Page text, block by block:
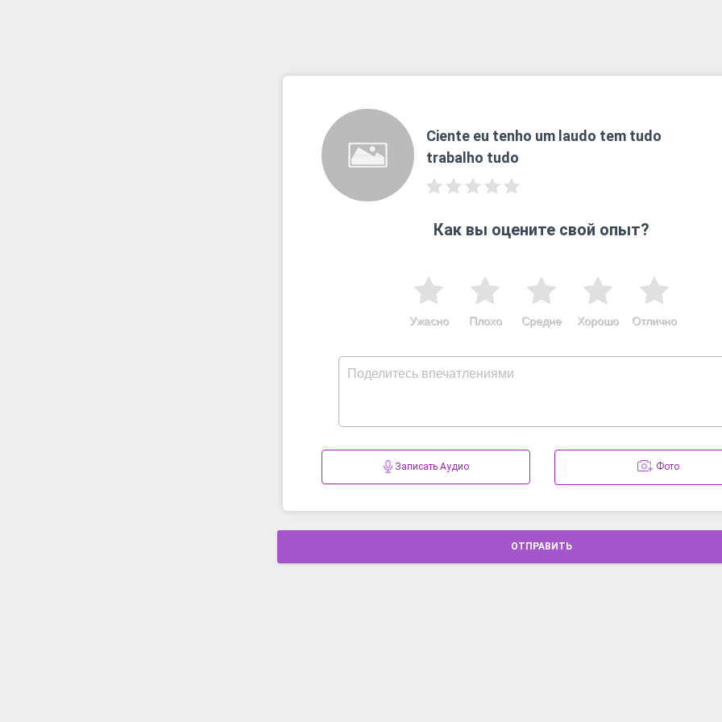
Ciente eu tenho um laudo tem tudo
trabalho tudo
Как вы оцените свой опыт?
Отлично
Хорошо
Средне
Плохо
Ужасно
Записать Аудио Фото
ОТПРАВИТЬ